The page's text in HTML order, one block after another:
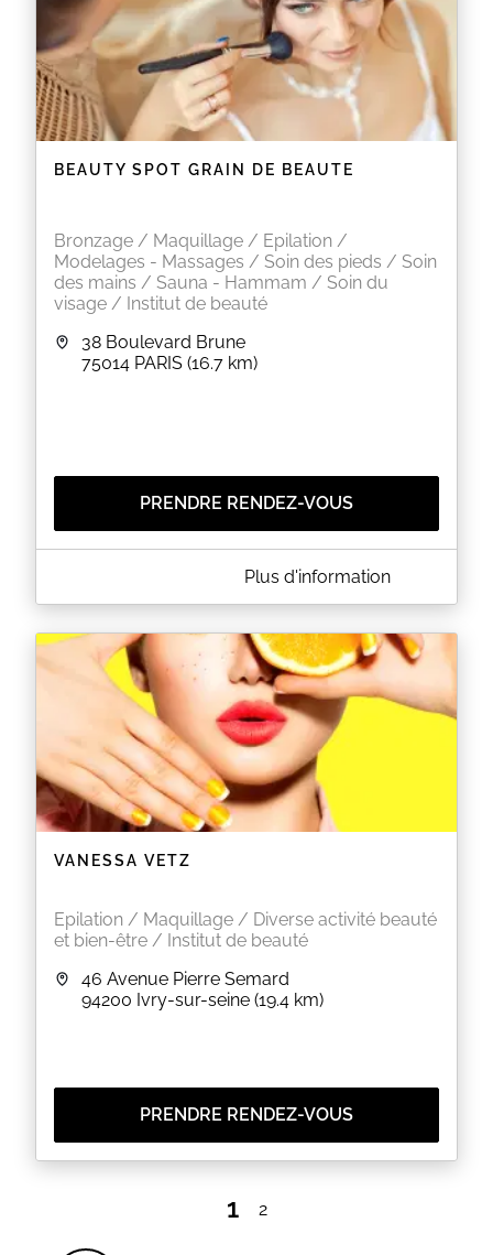
BEAUTY SPOT GRAIN DE BEAUTE
Bronzage / Maquillage / Epilation /
Modelages - Massages / Soin des pieds / Soin
des mains / Sauna - Hammam / Soin du
visage / Institut de beauté
38 Boulevard Brune
75014 PARIS (16.7 km)
PRENDRE RENDEZ-VOUS
A PROPOS DE BEAUTY SPOT GRAIN DE BEAUTE
Beauty Spot Grain De Beauté vous accueille au 38
découvrir un éventail de soins d'esthétique et de
bien-être.
EN SAVOIR PLUS
Plus d'information
VANESSA VETZ
Epilation / Maquillage / Diverse activité beauté
et bien-être / Institut de beauté
46 Avenue Pierre Semard
94200 Ivry-sur-seine (19.4 km)
PRENDRE RENDEZ-VOUS
1 2